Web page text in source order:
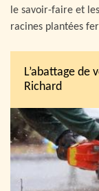
le savoir-faire et
racines plantées
L’abattage de
Richard